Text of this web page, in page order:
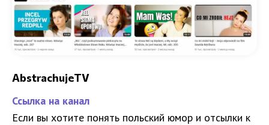
AbstrachujeTV
Ссылка на канал
Если вы хотите понять польский юмор и отсылки к